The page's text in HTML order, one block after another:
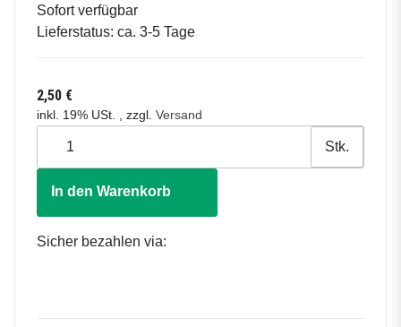
Sofort verfügbar
Lieferstatus: ca. 3-5 Tage
2,50 €
inkl. 19% USt. , zzgl. Versand
Stk.
In den Warenkorb
Sicher bezahlen via: